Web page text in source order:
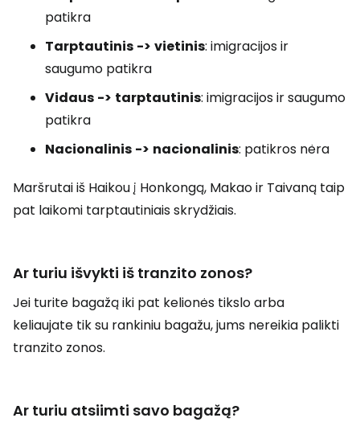
patikra
Tarptautinis -> vietinis: imigracijos ir
saugumo patikra
Vidaus -> tarptautinis: imigracijos ir saugumo
patikra
Nacionalinis -> nacionalinis: patikros nėra
Maršrutai iš Haikou į Honkongą, Makao ir Taivaną taip
pat laikomi tarptautiniais skrydžiais.
Ar turiu išvykti iš tranzito zonos?
Jei turite bagažą iki pat kelionės tikslo arba
keliaujate tik su rankiniu bagažu, jums nereikia palikti
tranzito zonos.
Ar turiu atsiimti savo bagažą?